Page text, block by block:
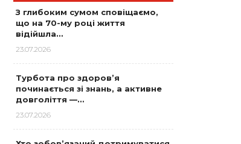
З глибоким сумом сповіщаємо,
що на 70-му році життя
відійшла…
23.07.2026
Турбота про здоров’я
починається зі знань, а активне
довголіття —…
23.07.2026